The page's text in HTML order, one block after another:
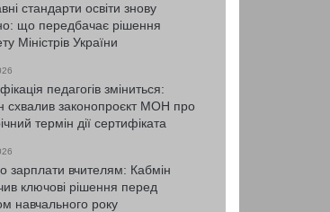
стандарти освіти знову
що передбачає рішення
Міністрів України
педагогів зміниться:
схвалив законопроєкт МОН про
термін дії сертифіката
зарплати вчителям: Кабмін
ключові рішення перед
навчального року